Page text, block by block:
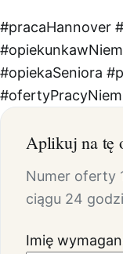
#pracaHannover
#opiekaSeniora
Aplikuj na tę
Numer oferty
ciągu 24
Imię